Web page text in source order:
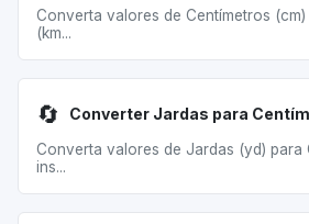
Converta valores de Centímetros
(km...
🔄 Converter Jardas para
Converta valores de Jardas (yd) para
ins...